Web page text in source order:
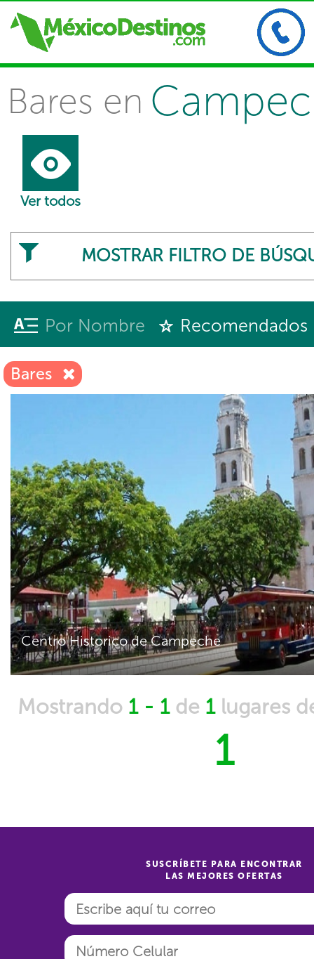
Bares en
Ver todos
MOSTRAR FILTRO DE
Por Nombre Recomendados
Bares
Centro Historico de Campeche
Mostrando 1 - 1de 1lugares
1
SUSCRÍBETE PARA ENCONTRAR
LAS MEJORES OFERTAS